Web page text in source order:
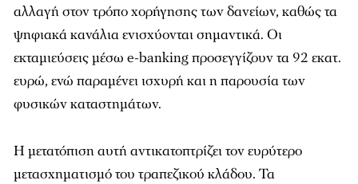
αλλαγή στον τρόπο χορήγησης των δανείων, καθώς τα
ψηφιακά κανάλια ενισχύονται σημαντικά. Οι
εκταμιεύσεις μέσω e-banking προσεγγίζουν τα 92 εκατ.
ευρώ, ενώ παραμένει ισχυρή και η παρουσία των
φυσικών καταστημάτων.
Η μετατόπιση αυτή αντικατοπτρίζει τον ευρύτερο
μετασχηματισμό του τραπεζικού κλάδου. Τα